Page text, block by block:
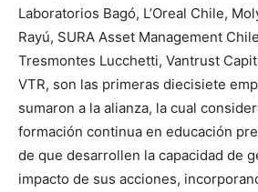
Laboratorios Bagó, L’Oreal Chile,
Rayú, SURA Asset Management
Tresmontes Lucchetti, Vantrust
VTR, son las primeras diecisiete
sumaron a la alianza, la cual
formación continua en educación
de que desarrollen la capacidad de
impacto de sus acciones,